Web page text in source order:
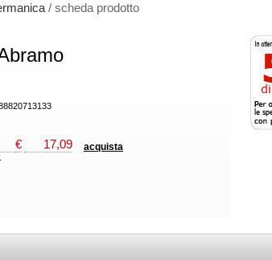
/ scheda prodotto
€ 17,09 acquista